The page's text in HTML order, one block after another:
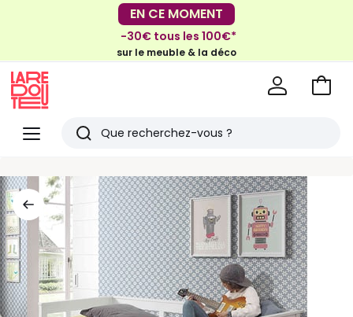
EN CE MOMENT
-30€ tous les 100€*
sur le meuble & la déco
EN CE MOMENT
-40% dès 2 articles*
Menu
Redoute
Rechercher
articles
vus
Voir